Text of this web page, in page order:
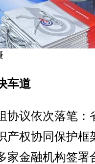
车道
议依次落笔：
产权协同保护框
家金融机构签署